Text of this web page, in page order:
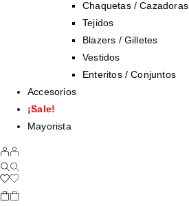
Chaquetas / Cazadoras
Tejidos
Blazers / Gilletes
Vestidos
Enteritos / Conjuntos
Accesorios
¡Sale!
Mayorista